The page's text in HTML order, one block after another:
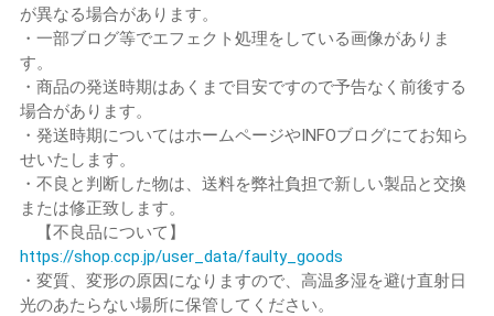
が異なる場合があります。
・一部ブログ等でエフェクト処理をしている画像がありま
す。
・商品の発送時期はあくまで目安ですので予告なく前後する
場合があります。
・発送時期についてはホームページやINFOブログにてお知ら
せいたします。
・不良と判断した物は、送料を弊社負担で新しい製品と交換
または修正致します。
【不良品について】
https://shop.ccp.jp/user_data/faulty_goods
・変質、変形の原因になりますので、高温多湿を避け直射日
光のあたらない場所に保管してください。